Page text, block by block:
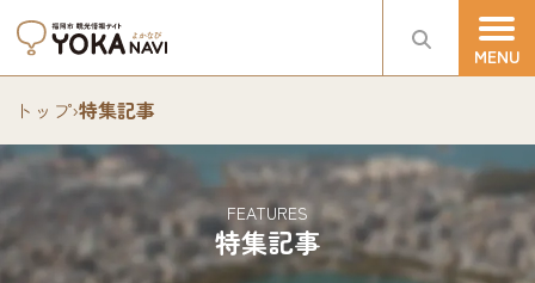
トップ›特集記事
特集記事
FEATURES